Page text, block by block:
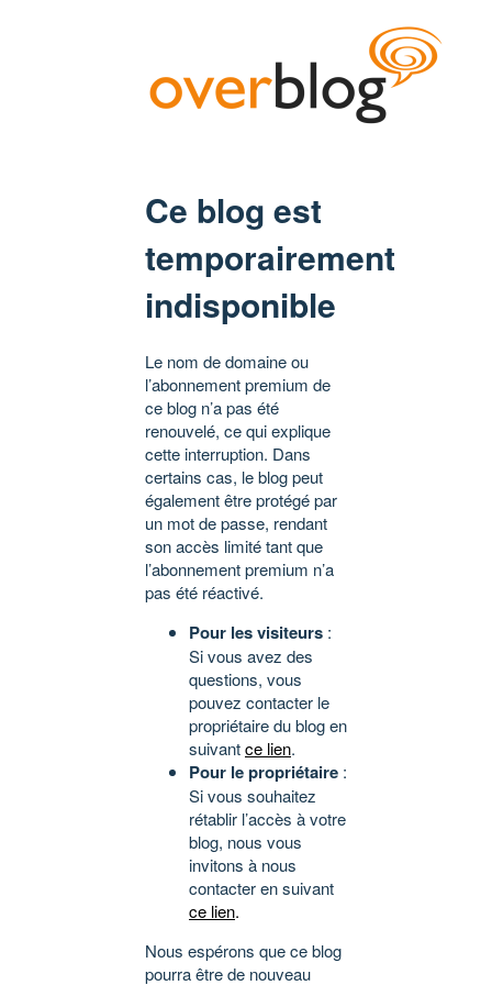
Ce blog est
temporairement
indisponible
Le nom de domaine ou
l’abonnement premium de
ce blog n’a pas été
renouvelé, ce qui explique
cette interruption. Dans
certains cas, le blog peut
également être protégé par
un mot de passe, rendant
son accès limité tant que
l’abonnement premium n’a
pas été réactivé.
Pour les visiteurs :
Si vous avez des
questions, vous
pouvez contacter le
propriétaire du blog en
suivantce lien.
Pour le propriétaire :
Si vous souhaitez
rétablir l’accès à votre
blog, nous vous
invitons à nous
contacter en suivant
ce lien.
Nous espérons que ce blog
pourra être de nouveau